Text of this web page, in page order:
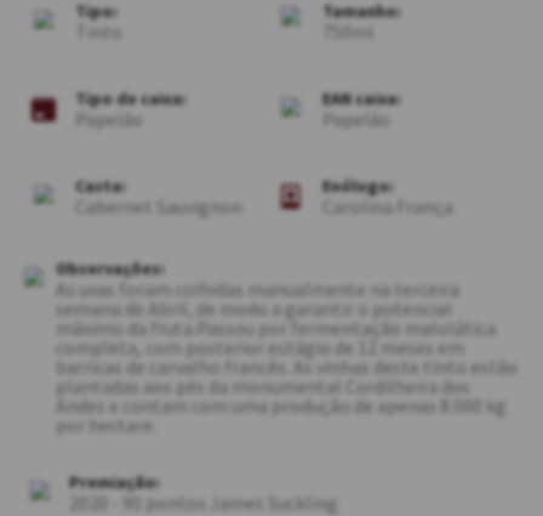
Tipo:
Tinto
Tamanho:
750ml
Tipo de caixa:
Papelão
EAN caixa:
Papelão
Casta:
Cabernet Sauvignon
Enólogo:
Carolina França
Observações:
As uvas foram colhidas manualmente na terceira
semana de Abril, de modo a garantir o potencial
máximo da fruta.Passou por fermentação malolática
completa, com posterior estágio de 12 meses em
barricas de carvalho francês. As vinhas deste tinto estão
plantadas aos pés da monumental Cordilheira dos
Andes e contam com uma produção de apenas 8.000 kg
por hectare.
Premiação:
2020 - 90 pontos James Suckling